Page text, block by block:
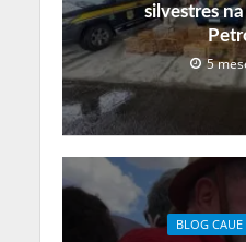
silvestres
5
BLOG